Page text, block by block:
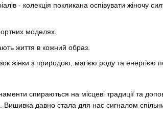
- колекція покликана оспівувати жіночу
моделях.
життя в кожний образ.
жінки з природою, магією роду та енергією
спираються на місцеві традиції та
Вишивка давно стала для нас сигналом